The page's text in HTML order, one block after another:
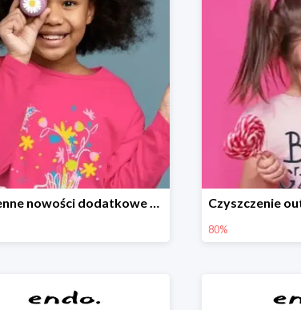
Wiosenne nowości dodatkowe -20%
80%